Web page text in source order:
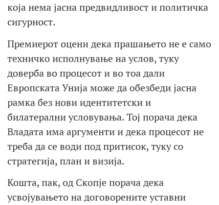
која нема јасна предвидливост и политичка
сигурност.
Премиерот оцени дека прашањето не е само
техничко исполнување на услов, туку
доверба во процесот и во тоа дали
Европската Унија може да обезбеди јасна
рамка без нови идентитетски и
билатерални условувања. Тој порача дека
Владата има аргументи и дека процесот не
треба да се води под притисок, туку со
стратегија, план и визија.
Кошта, пак, од Скопје порача дека
усвојувањето на договорените уставни